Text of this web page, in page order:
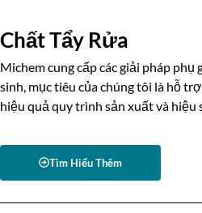
Chất Tẩy Rửa
Michem cung cấp các giải pháp phụ
sinh, mục tiêu của chúng tôi là hỗ
hiệu quả quy trình sản xuất và hiệu
Tìm Hiểu Thêm